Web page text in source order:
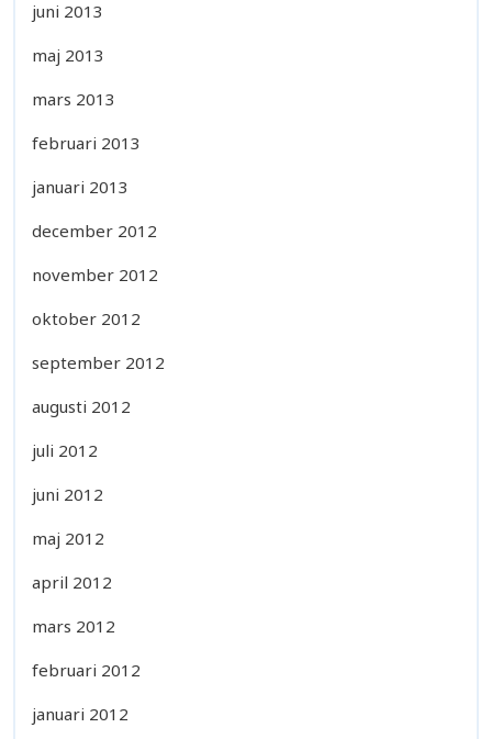
juni 2013
maj 2013
mars 2013
februari 2013
januari 2013
december 2012
november 2012
oktober 2012
september 2012
augusti 2012
juli 2012
juni 2012
maj 2012
april 2012
mars 2012
februari 2012
januari 2012